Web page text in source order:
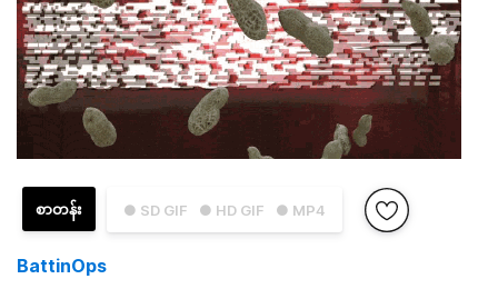
● SD GIF ● HD GIF ● MP4
စာတန်း
BattinOps